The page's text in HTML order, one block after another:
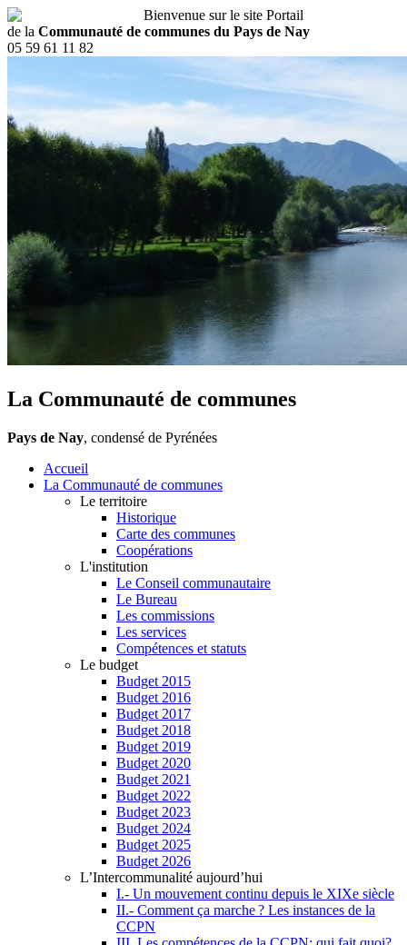
Bienvenue sur le site Portail
de la Communauté de communes du Pays de Nay
05 59 61 11 82
La Communauté de communes
Pays de Nay, condensé de Pyrénées
Accueil
La Communauté de communes
Le territoire
Historique
Carte des communes
Coopérations
L'institution
Le Conseil communautaire
Le Bureau
Les commissions
Les services
Compétences et statuts
Le budget
Budget 2015
Budget 2016
Budget 2017
Budget 2018
Budget 2019
Budget 2020
Budget 2021
Budget 2022
Budget 2023
Budget 2024
Budget 2025
Budget 2026
L’Intercommunalité aujourd’hui
I.- Un mouvement continu depuis le XIXe siècle
II.- Comment ça marche ? Les instances de la
CCPN